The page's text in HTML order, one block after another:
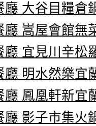
廳 大谷目糧倉
廳 嵩屋會館無
廳 宜見川辛松
廳 明水然樂宜
廳 鳳凰軒新宜
廳 影子市集火